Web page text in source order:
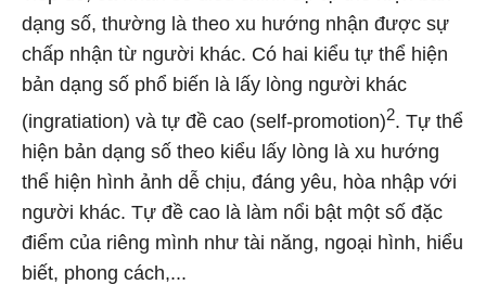
dạng số, thường là theo xu hướng nhận được sự
chấp nhận từ người khác. Có hai kiểu tự thể hiện
bản dạng số phổ biến là lấy lòng người khác
(ingratiation) và tự đề cao (self-promotion)2. Tự thể
hiện bản dạng số theo kiểu lấy lòng là xu hướng
thể hiện hình ảnh dễ chịu, đáng yêu, hòa nhập với
người khác. Tự đề cao là làm nổi bật một số đặc
điểm của riêng mình như tài năng, ngoại hình, hiểu
biết, phong cách,...